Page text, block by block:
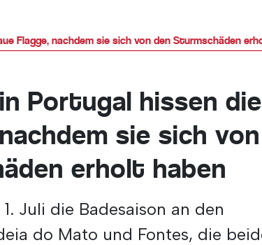
Flagge, nachdem sie sich von den Sturmschäden
Portugal hissen die
sie sich von
erholt haben
Juli die Badesaison an den
do Mato und Fontes, die